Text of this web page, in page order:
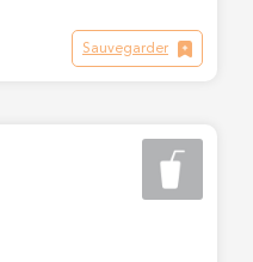
Sauvegarder